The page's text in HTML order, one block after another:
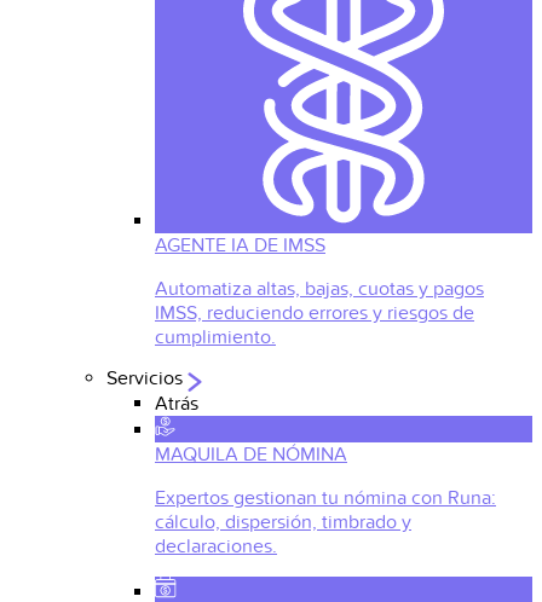
AGENTE IA DE IMSS
Automatiza altas, bajas, cuotas y pagos
IMSS, reduciendo errores y riesgos de
cumplimiento.
Servicios
Atrás
MAQUILA DE NÓMINA
Expertos gestionan tu nómina con Runa:
cálculo, dispersión, timbrado y
declaraciones.